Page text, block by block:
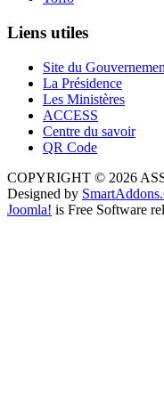
Liens utiles
Site du
La Présidence
Les Ministères
ACCESS
Centre du savoir
QR Code
COPYRIGHT © 2026
Designed by
Joomla! is Free Software